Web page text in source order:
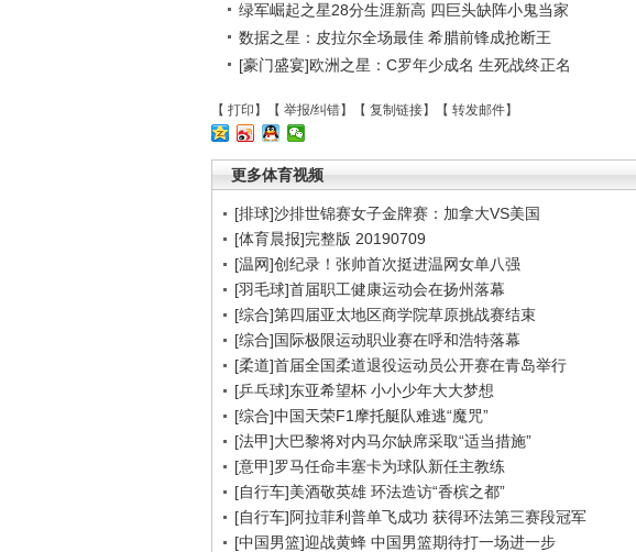
绿军崛起之星28分生涯新高 四巨头缺阵小鬼当家
数据之星：皮拉尔全场最佳 希腊前锋成抢断王
[豪门盛宴]欧洲之星：C罗年少成名 生死战终正名
【 打印 】【 举报/纠错】【 复制链接】【 转发邮件】
更多体育视频
[排球]沙排世锦赛女子金牌赛：加拿大VS美国
[体育晨报]完整版 20190709
[温网]创纪录！张帅首次挺进温网女单八强
[羽毛球]首届职工健康运动会在扬州落幕
[综合]第四届亚太地区商学院草原挑战赛结束
[综合]国际极限运动职业赛在呼和浩特落幕
[柔道]首届全国柔道退役运动员公开赛在青岛举行
[乒乓球]东亚希望杯 小小少年大大梦想
[综合]中国天荣F1摩托艇队难逃“魔咒”
[法甲]大巴黎将对内马尔缺席采取“适当措施”
[意甲]罗马任命丰塞卡为球队新任主教练
[自行车]美酒敬英雄 环法造访“香槟之都”
[自行车]阿拉菲利普单飞成功 获得环法第三赛段冠军
[中国男篮]迎战黄蜂 中国男篮期待打一场进一步